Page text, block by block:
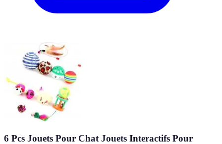
6 Pcs Jouets Pour Chat Jouets Interactifs Pour